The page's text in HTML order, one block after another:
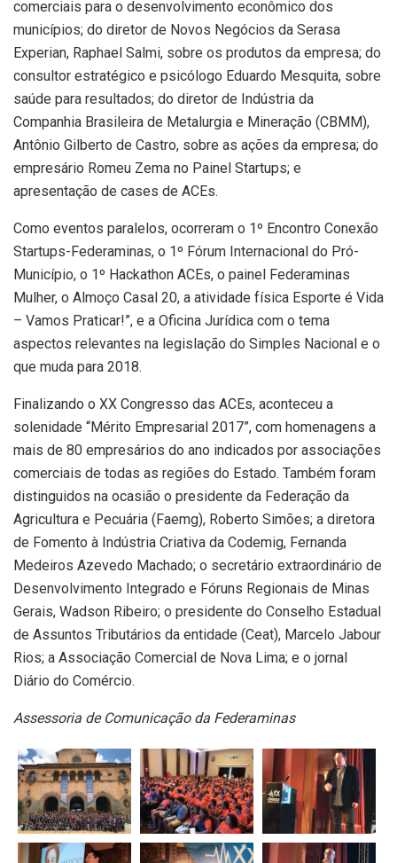
comerciais para o desenvolvimento econômico dos
municípios; do diretor de Novos Negócios da Serasa
Experian, Raphael Salmi, sobre os produtos da empresa; do
consultor estratégico e psicólogo Eduardo Mesquita, sobre
saúde para resultados; do diretor de Indústria da
Companhia Brasileira de Metalurgia e Mineração (CBMM),
Antônio Gilberto de Castro, sobre as ações da empresa; do
empresário Romeu Zema no Painel Startups; e
apresentação de cases de ACEs.
Como eventos paralelos, ocorreram o 1º Encontro Conexão
Startups-Federaminas, o 1º Fórum Internacional do Pró-
Município, o 1º Hackathon ACEs, o painel Federaminas
Mulher, o Almoço Casal 20, a atividade física Esporte é Vida
– Vamos Praticar!”, e a Oficina Jurídica com o tema
aspectos relevantes na legislação do Simples Nacional e o
que muda para 2018.
Finalizando o XX Congresso das ACEs, aconteceu a
solenidade “Mérito Empresarial 2017”, com homenagens a
mais de 80 empresários do ano indicados por associações
comerciais de todas as regiões do Estado. Também foram
distinguidos na ocasião o presidente da Federação da
Agricultura e Pecuária (Faemg), Roberto Simões; a diretora
de Fomento à Indústria Criativa da Codemig, Fernanda
Medeiros Azevedo Machado; o secretário extraordinário de
Desenvolvimento Integrado e Fóruns Regionais de Minas
Gerais, Wadson Ribeiro; o presidente do Conselho Estadual
de Assuntos Tributários da entidade (Ceat), Marcelo Jabour
Rios; a Associação Comercial de Nova Lima; e o jornal
Diário do Comércio.
Assessoria de Comunicação da Federaminas